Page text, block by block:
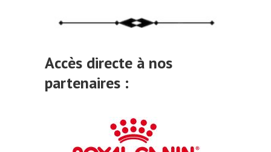
Accès directe à nos
partenaires :